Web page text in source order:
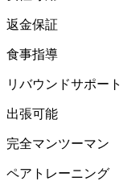
返金保証
食事指導
リバウンドサポート
出張可能
完全マンツーマン
ペアトレーニング